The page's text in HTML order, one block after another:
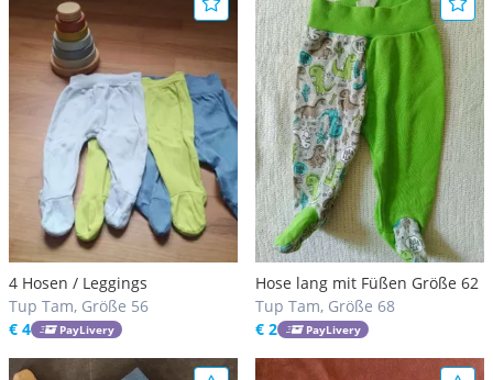
4 Hosen / Leggings
Tup Tam, Größe 56
€ 4
PayLivery
Hose lang mit Füßen Größe 62
Tup Tam, Größe 68
€ 2
PayLivery